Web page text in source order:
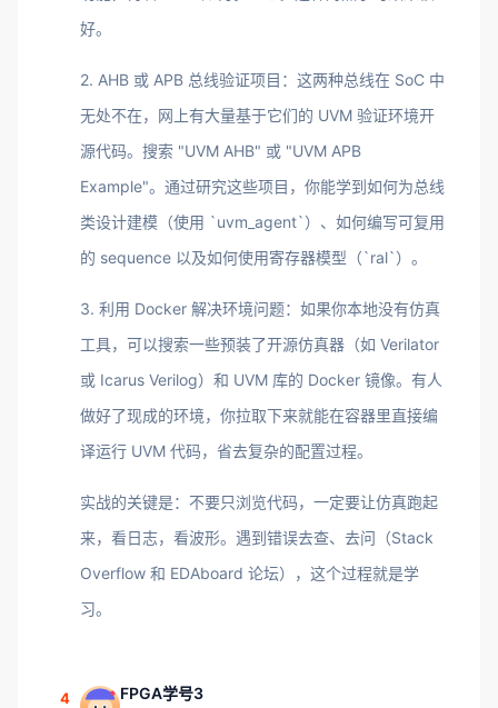
好。
2. AHB 或 APB 总线验证项目：这两种总线在 SoC 中
无处不在，网上有大量基于它们的 UVM 验证环境开
源代码。搜索 "UVM AHB" 或 "UVM APB
Example"。通过研究这些项目，你能学到如何为总线
类设计建模（使用 `uvm_agent`）、如何编写可复用
的 sequence 以及如何使用寄存器模型（`ral`）。
3. 利用 Docker 解决环境问题：如果你本地没有仿真
工具，可以搜索一些预装了开源仿真器（如 Verilator
或 Icarus Verilog）和 UVM 库的 Docker 镜像。有人
做好了现成的环境，你拉取下来就能在容器里直接编
译运行 UVM 代码，省去复杂的配置过程。
实战的关键是：不要只浏览代码，一定要让仿真跑起
来，看日志，看波形。遇到错误去查、去问（Stack
Overflow 和 EDAboard 论坛），这个过程就是学
习。
4 FPGA学号3